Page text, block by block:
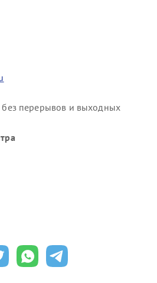
перерывов и выходных